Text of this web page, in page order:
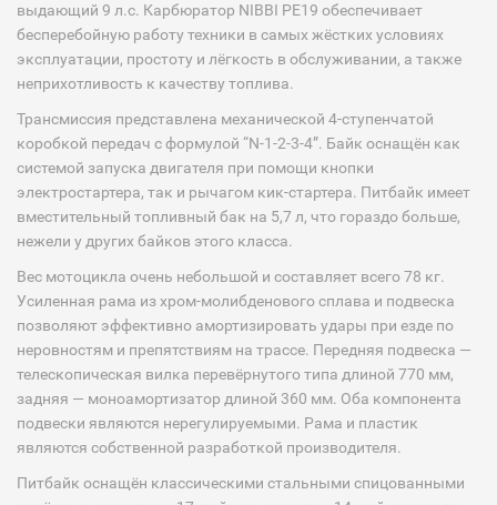
выдающий 9 л.с. Карбюратор NIBBI PE19 обеспечивает
бесперебойную работу техники в самых жёстких условиях
эксплуатации, простоту и лёгкость в обслуживании, а также
неприхотливость к качеству топлива.
Трансмиссия представлена механической 4-ступенчатой
коробкой передач с формулой “N-1-2-3-4”. Байк оснащён как
системой запуска двигателя при помощи кнопки
электростартера, так и рычагом кик-стартера. Питбайк имеет
вместительный топливный бак на 5,7 л, что гораздо больше,
нежели у других байков этого класса.
Вес мотоцикла очень небольшой и составляет всего 78 кг.
Усиленная рама из хром-молибденового сплава и подвеска
позволяют эффективно амортизировать удары при езде по
неровностям и препятствиям на трассе. Передняя подвеска —
телескопическая вилка перевёрнутого типа длиной 770 мм,
задняя — моноамортизатор длиной 360 мм. Оба компонента
подвески являются нерегулируемыми. Рама и пластик
являются собственной разработкой производителя.
Питбайк оснащён классическими стальными спицованными